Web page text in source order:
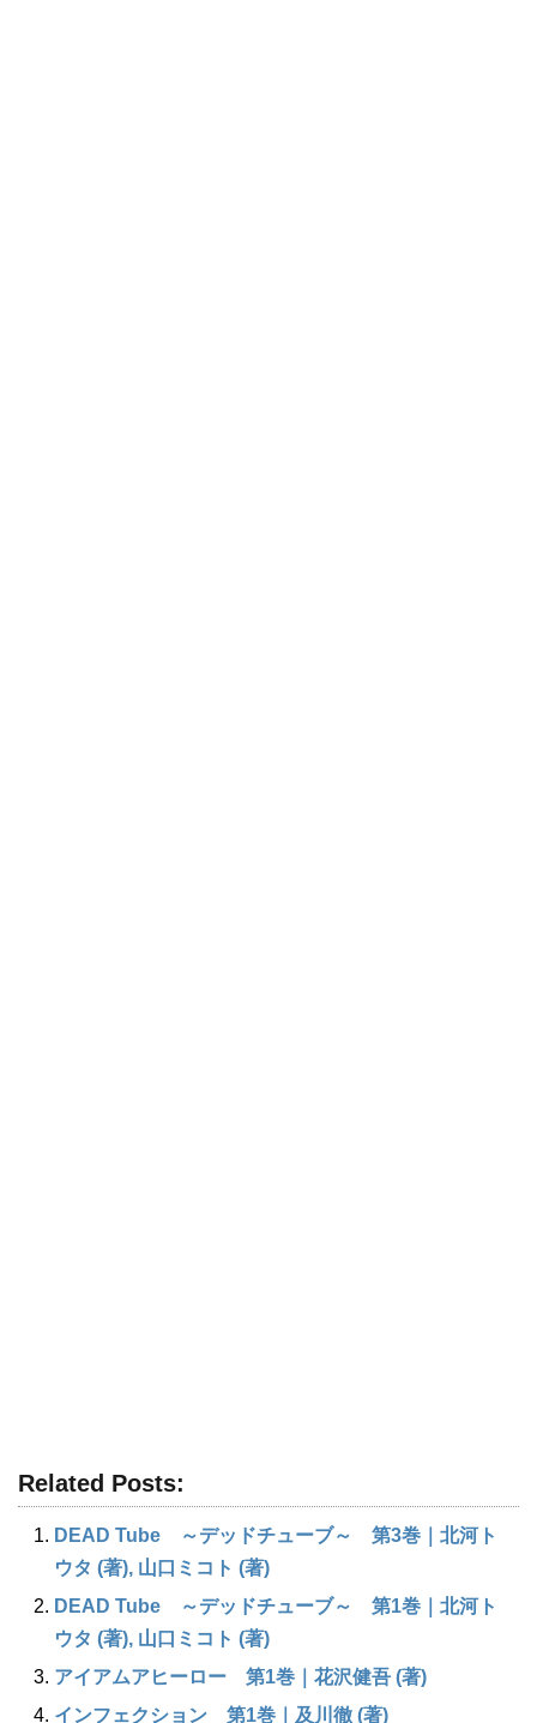
Related Posts:
DEAD Tube ～デッドチューブ～ 第3巻｜北河ト
ウタ (著), 山口ミコト (著)
DEAD Tube ～デッドチューブ～ 第1巻｜北河ト
ウタ (著), 山口ミコト (著)
アイアムアヒーロー 第1巻｜花沢健吾 (著)
インフェクション 第1巻｜及川徹 (著)